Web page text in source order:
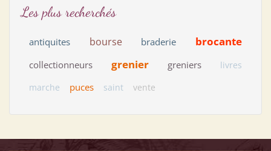
Les plus recherchés
antiquites bourse braderie brocante
collectionneurs grenier greniers
livres
marche
puces saint vente